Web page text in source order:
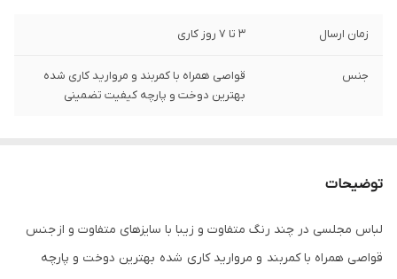
زمان ارسال 3 تا 7 روز کاری
جنس
قواصی همراه با کمربند و مروارید کاری شده
بهترین دوخت و پارچه کیفیت تضمینی
توضیحات
لباس مجلسی در چند رنگ متفاوت و زیبا با سایزهای متفاوت و از جنس
قواصی همراه با کمربند و مروارید کاری شده بهترین دوخت و پارچه